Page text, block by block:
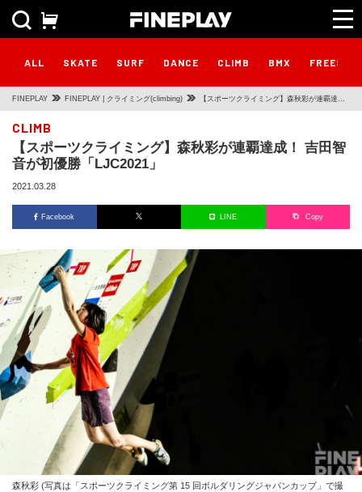
ALL SKATE SURF DANCE CLIMB BMX
FINEPLAY FINEPLAY | クライミング(climbing) 【スポーツクライミング】森秋彩が連覇達
CLIMB
【スポーツクライミング】森秋彩が連覇達成！ 吉田智
音が初優勝「LJC2021」
2021.03.28
Facebook LINE Copy
森秋彩 (写真は「スポーツクライミング第 15 回ボルダリングジャパンカップ」で撮